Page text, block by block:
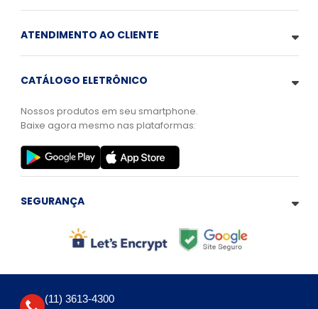
ATENDIMENTO AO CLIENTE
CATÁLOGO ELETRÔNICO
Nossos produtos em seu smartphone.
Baixe agora mesmo nas plataformas:
SEGURANÇA
(11) 3613-4300